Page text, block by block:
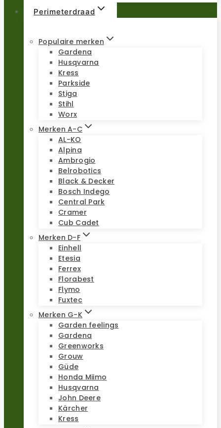
Perimeterdraad
Populaire merken
Gardena
Husqvarna
Kress
Parkside
Stiga
Stihl
Worx
Merken A-C
AL-KO
Alpina
Ambrogio
Belrobotics
Black & Decker
Bosch Indego
Central Park
Cramer
Cub Cadet
Merken D-F
Einhell
Etesia
Ferrex
Florabest
Flymo
Fuxtec
Merken G-K
Garden feelings
Gardena
Greenworks
Grouw
Güde
Honda Miimo
Husqvarna
John Deere
Kärcher
Kress